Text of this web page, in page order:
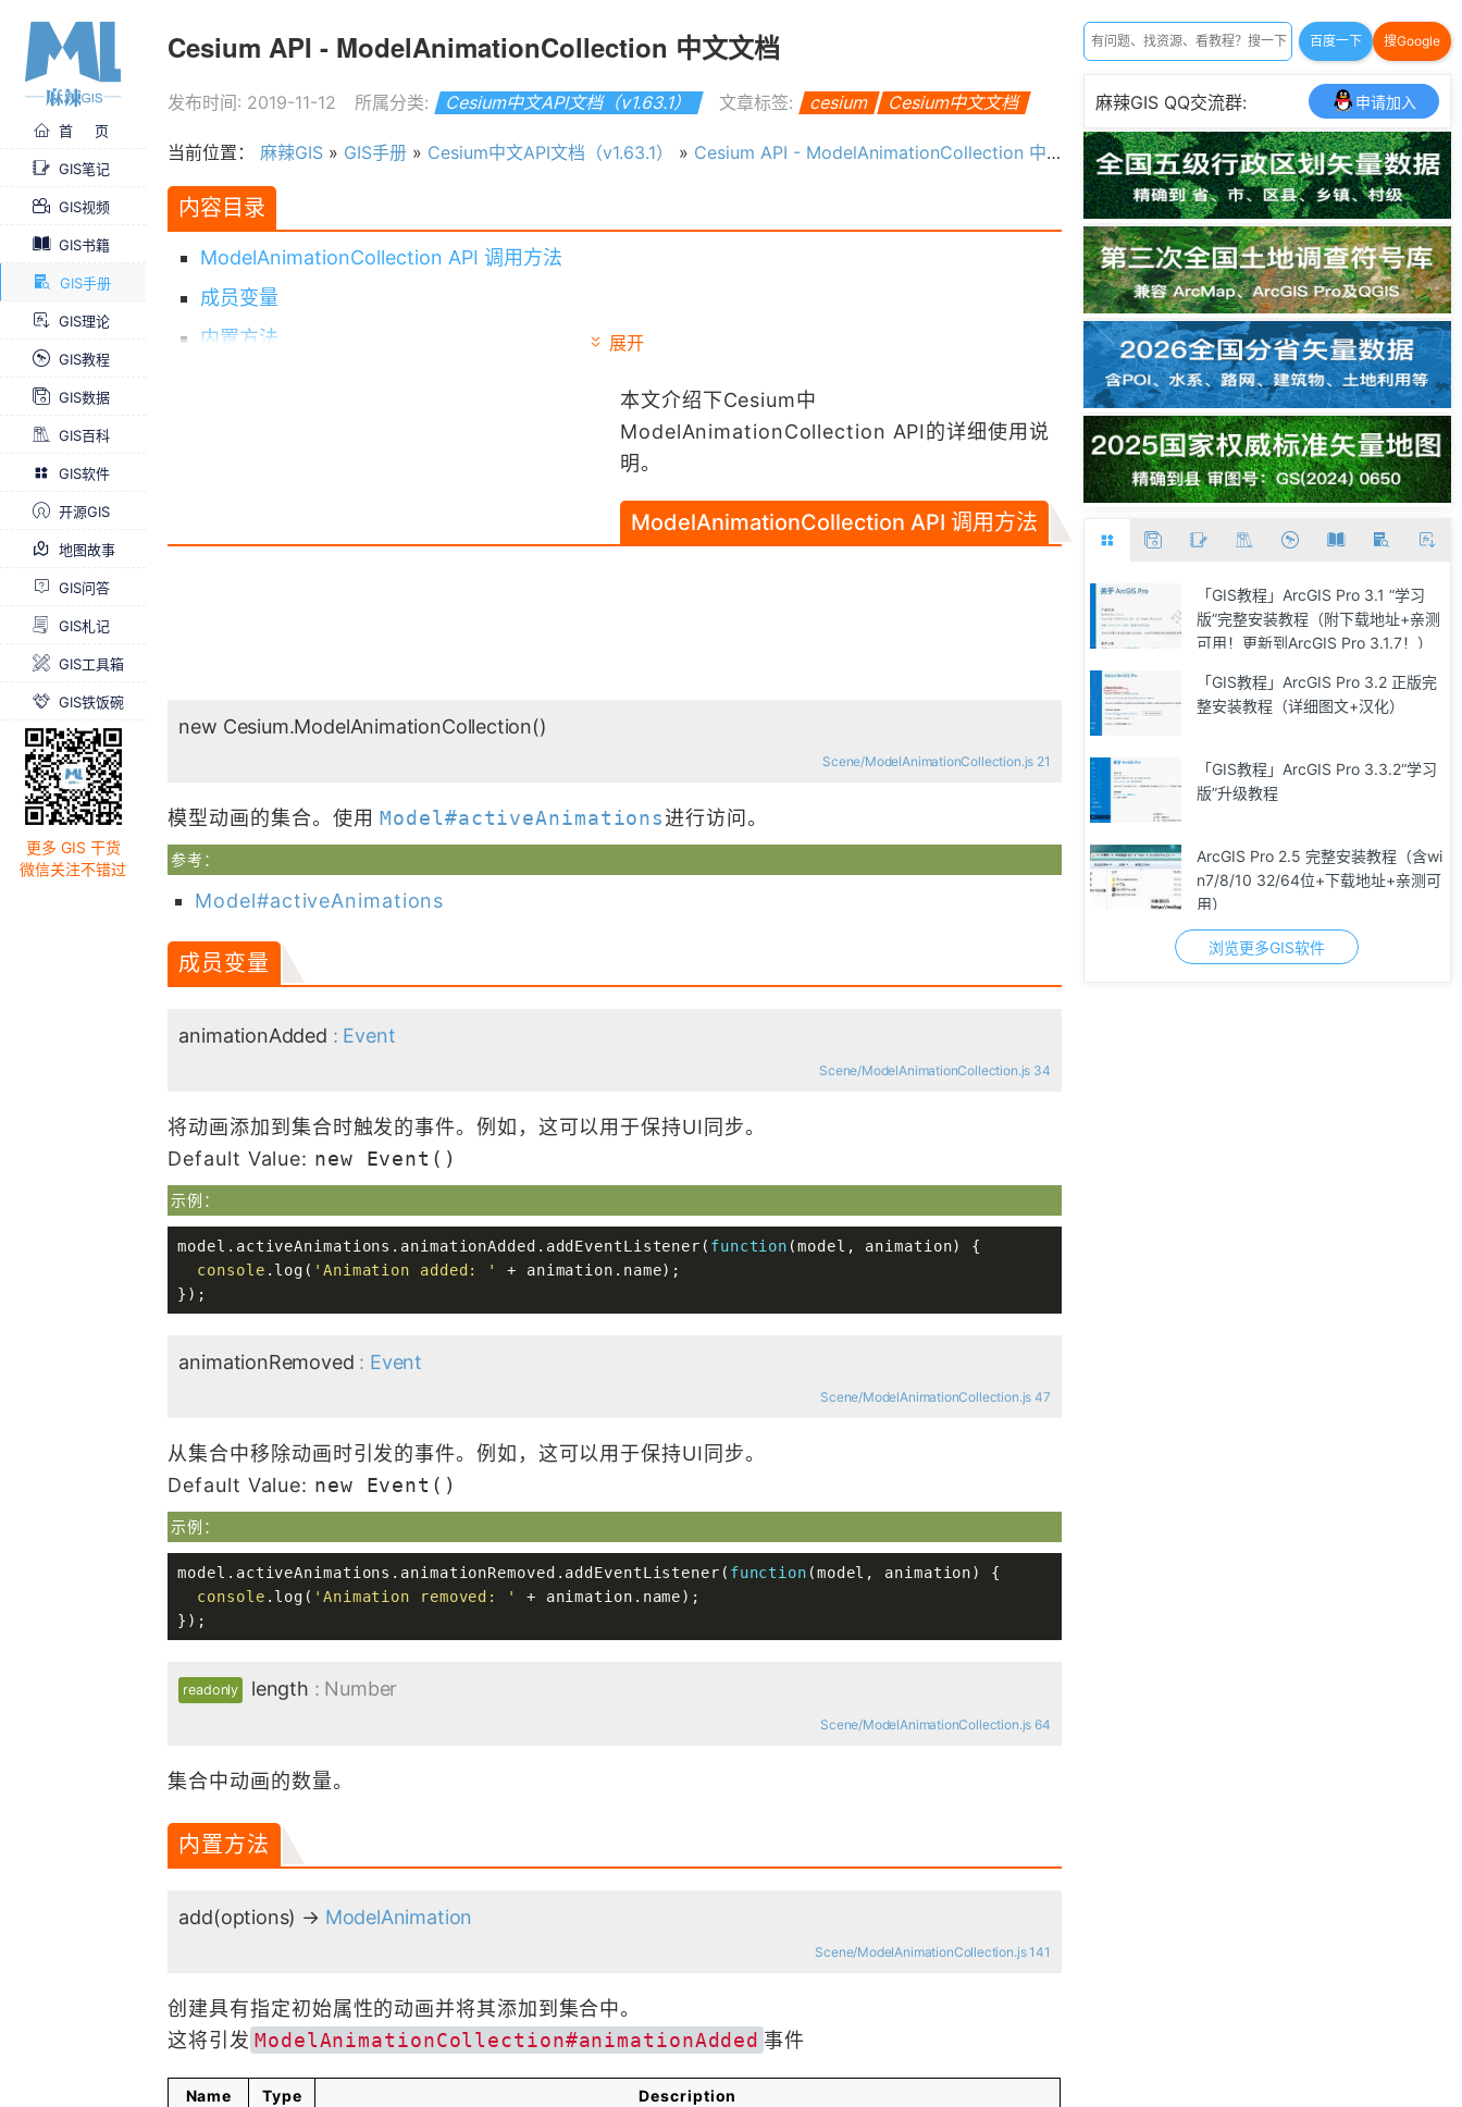
首 页
GIS笔记
GIS视频
GIS书籍
GIS手册
GIS理论
GIS教程
GIS数据
GIS百科
GIS软件
开源GIS
地图故事
GIS问答
GIS札记
GIS工具箱
GIS铁饭碗
更多 GIS 干货
微信关注不错过
Cesium API - ModelAnimationCollection 中文文档
发布时间: 2019-11-12 所属分类: Cesium中文API文档（v1.63.1） 文章标签: cesium Cesium中文文档
当前位置： 麻辣GIS » GIS手册 » Cesium中文API文档（v1.63.1） » Cesium API - ModelAnimationCollection 中文文档
内容目录
展开
ModelAnimationCollection API 调用方法
成员变量
内置方法
本文介绍下Cesium中
ModelAnimationCollection API的详细使用说
明。
ModelAnimationCollection API 调用方法
new Cesium.ModelAnimationCollection()
Scene/ModelAnimationCollection.js 21
模型动画的集合。使用Model#activeAnimations进行访问。
参考：
Model#activeAnimations
成员变量
animationAdded : Event
Scene/ModelAnimationCollection.js 34
将动画添加到集合时触发的事件。例如，这可以用于保持UI同步。
Default Value: new Event()
示例：
model.activeAnimations.animationAdded.addEventListener( function (model, animation)
{
console .log( 'Animation added: '
+ animation.name);
});
animationRemoved : Event
Scene/ModelAnimationCollection.js 47
从集合中移除动画时引发的事件。例如，这可以用于保持UI同步。
Default Value: new Event()
示例：
model.activeAnimations.animationRemoved.addEventListener( function (model, animation)
{
console .log( 'Animation removed: '
+ animation.name);
});
readonly length : Number
Scene/ModelAnimationCollection.js 64
集合中动画的数量。
内置方法
add(options) → ModelAnimation
Scene/ModelAnimationCollection.js 141
创建具有指定初始属性的动画并将其添加到集合中。
这将引发 ModelAnimationCollection#animationAdded 事件
Name Type Description
百度一下 搜Google
麻辣GIS QQ交流群: 申请加入
「GIS教程」ArcGIS Pro 3.1 “学习
版”完整安装教程（附下载地址+亲测
可用！更新到ArcGIS Pro 3.1.7！）
「GIS教程」ArcGIS Pro 3.2 正版完
整安装教程（详细图文+汉化）
「GIS教程」ArcGIS Pro 3.3.2“学习
版”升级教程
ArcGIS Pro 2.5 完整安装教程（含wi
n7/8/10 32/64位+下载地址+亲测可
用）
浏览更多GIS软件